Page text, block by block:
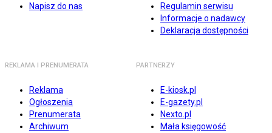
Napisz do nas
Regulamin serwisu
Informacje o nadawcy
Deklaracja dostępności
REKLAMA I PRENUMERATA
Reklama
Ogłoszenia
Prenumerata
Archiwum
PARTNERZY
E-kiosk.pl
E-gazety.pl
Nexto.pl
Mała księgowość